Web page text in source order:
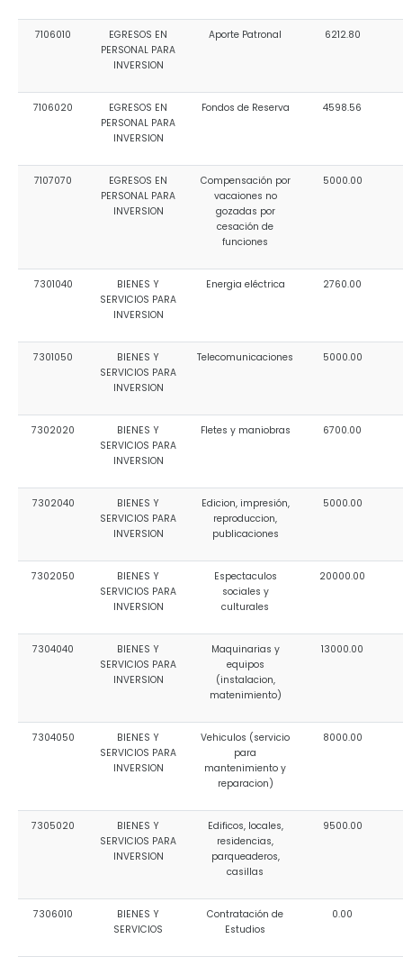
7106010
EGRESOS EN
PERSONAL PARA
INVERSION
Aporte Patronal 6212.80
7106020
EGRESOS EN
PERSONAL PARA
INVERSION
Fondos de Reserva 4598.56
7107070
EGRESOS EN
PERSONAL PARA
INVERSION
Compensación por
vacaiones no
gozadas por
cesación de
funciones
5000.00
7301040
BIENES Y
SERVICIOS PARA
INVERSION
Energia eléctrica 2760.00
7301050
BIENES Y
SERVICIOS PARA
INVERSION
Telecomunicaciones 5000.00
7302020
BIENES Y
SERVICIOS PARA
INVERSION
Fletes y maniobras 6700.00
7302040
BIENES Y
SERVICIOS PARA
INVERSION
Edicion, impresión,
reproduccion,
publicaciones
5000.00
7302050
BIENES Y
SERVICIOS PARA
INVERSION
Espectaculos
sociales y
culturales
20000.00
7304040
BIENES Y
SERVICIOS PARA
INVERSION
Maquinarias y
equipos
(instalacion,
matenimiento)
13000.00
7304050
BIENES Y
SERVICIOS PARA
INVERSION
Vehiculos (servicio
para
mantenimiento y
reparacion)
8000.00
7305020
BIENES Y
SERVICIOS PARA
INVERSION
Edificos, locales,
residencias,
parqueaderos,
casillas
9500.00
7306010
BIENES Y
SERVICIOS
Contratación de
Estudios
0.00